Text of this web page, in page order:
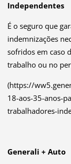
Independentes
É o seguro que
indemnizações
sofridos em caso
trabalho ou no
(https://
18-aos-35-anos-
trabalhadores-
Generali + Auto